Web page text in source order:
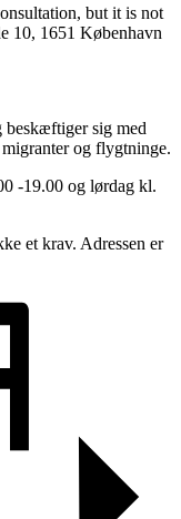
but it is not
10, 1651 København
sig med
og flygtninge.
-19.00 og lørdag kl.
et krav. Adressen er